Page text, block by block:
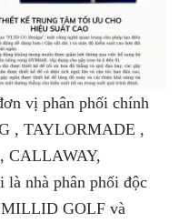
vị phân phối chính
, TAYLORMADE ,
CALLAWAY,
là nhà phân phối độc
GOLF và